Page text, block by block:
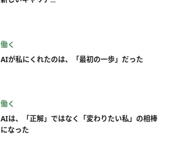
働く
AIが私にくれたのは、「最初の一歩」だった
働く
AIは、「正解」ではなく「変わりたい私」の相棒
になった